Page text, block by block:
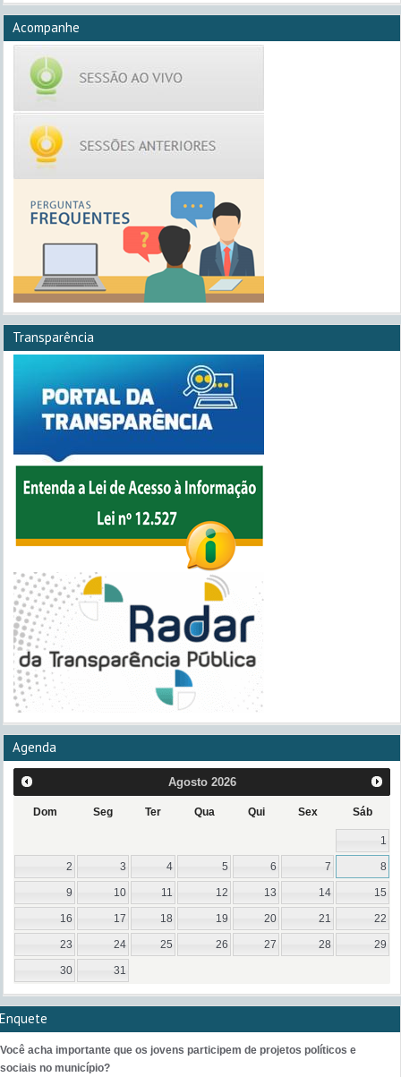
Acompanhe
Transparência
Agenda
Agosto 2026
Dom Seg Ter Qua Qui Sex Sáb
1
2 3 4 5 6 7 8
9 10 11 12 13 14 15
16 17 18 19 20 21 22
23 24 25 26 27 28 29
30 31
Enquete
Você acha importante que os jovens participem de projetos políticos e
sociais no município?